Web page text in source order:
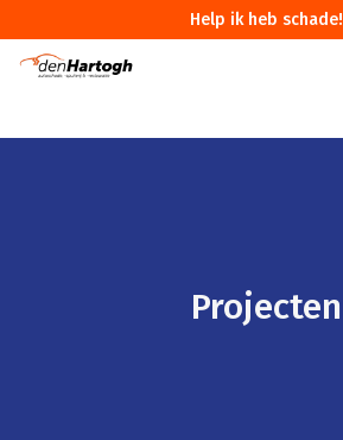
Help ik heb schade!
Projecten